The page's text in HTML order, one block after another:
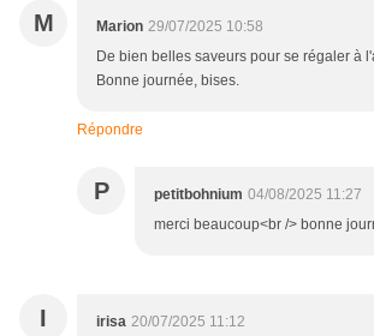
M Marion 29/07/2025 10:58
De bien belles saveurs pour se régaler à
Bonne journée, bises.
Répondre
P petitbohnium 04/08/2025 11:27
merci beaucoup<br /> bonne
I irisa 20/07/2025 11:12